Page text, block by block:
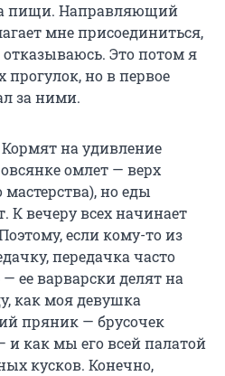
пищи. Направляющий
мне присоединиться,
Это потом я
но в первое
за ними.
Кормят на удивление
омлет — верх
но еды
К вечеру всех начинает
если кому-то из
передачка часто
ее варварски делят на
как моя девушка
пряник — брусочек
и как мы его всей палатой
кусков. Конечно,